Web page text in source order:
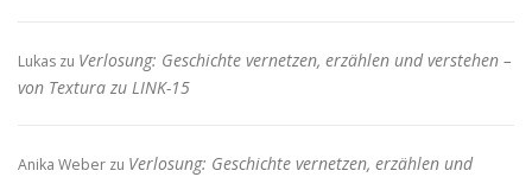
Lukas zu Verlosung: Geschichte vernetzen, erzählen und verstehen –
von Textura zu LINK-15
Anika Weber zu Verlosung: Geschichte vernetzen, erzählen und